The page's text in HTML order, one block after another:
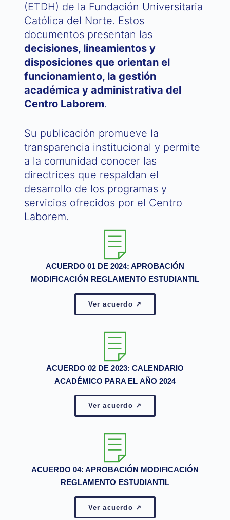
(ETDH) de la Fundación Universitaria
Católica del Norte. Estos
documentos presentan las
decisiones, lineamientos y
disposiciones que orientan el
funcionamiento, la gestión
académica y administrativa del
Centro Laborem.
Su publicación promueve la
transparencia institucional y permite
a la comunidad conocer las
directrices que respaldan el
desarrollo de los programas y
servicios ofrecidos por el Centro
Laborem.
ACUERDO 01 DE 2024: APROBACIÓN
MODIFICACIÓN REGLAMENTO ESTUDIANTIL
Ver acuerdo ↗
ACUERDO 02 DE 2023: CALENDARIO
ACADÉMICO PARA EL AÑO 2024
Ver acuerdo ↗
ACUERDO 04: APROBACIÓN MODIFICACIÓN
REGLAMENTO ESTUDIANTIL
Ver acuerdo ↗